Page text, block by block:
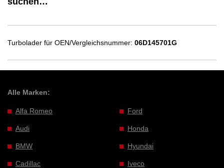
Turbolader für OEN/Vergleichsnummer: 06D145701G
Alle Marken:
Alfa Romeo
Audi
BMW
Cadillac
Ford
Honda
Hyundai
Iveco